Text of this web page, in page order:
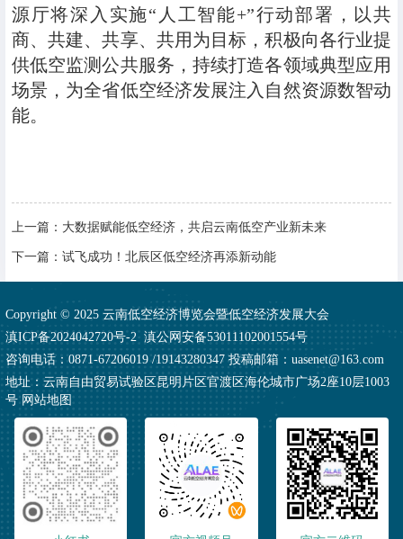
源厅将深入实施“人工智能+”行动部署，以共
商、共建、共享、共用为目标，积极向各行业提
供低空监测公共服务，持续打造各领域典型应用
场景，为全省低空经济发展注入自然资源数智动
能。
上一篇： 大数据赋能低空经济，共启云南低空产业新未来
下一篇： 试飞成功！北辰区低空经济再添新动能
Copyright © 2025 云南低空经济博览会暨低空经济发展大会
滇ICP备2024042720号-2滇公网安备53011102001554号
咨询电话：0871-67206019 /19143280347 投稿邮箱：uasenet@163.com
地址：云南自由贸易试验区昆明片区官渡区海伦城市广场2座10层1003
号网站地图